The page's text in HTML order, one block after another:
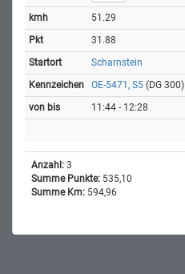
51.29
31.88
Scharnstein
OE-5471, S5 (DG 300)
11:44 - 12:28
Anzahl: 3
Summe Punkte: 535,10
Summe Km: 594,96